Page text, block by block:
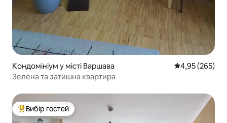
Кондомініум у місті Варшава Середня
4,95 (265)
Зелена та затишна квартира
Топ вибір гостей
Вибір гостей